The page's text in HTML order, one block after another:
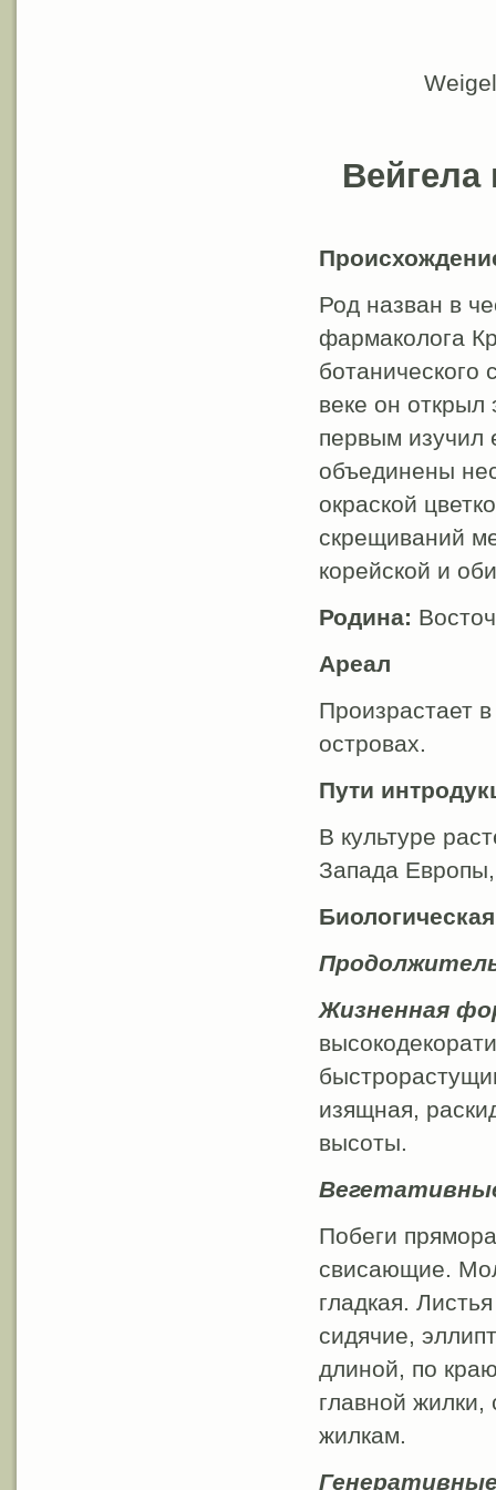
Род назван в
фармаколога
ботанического
веке он открыл
первым изучил
объединены
окраской
скрещиваний
корейской и
Родина:
Ареал
Произрастает
островах.
Пути
В культуре
Запада Европы,
Жизненная
изящная,
высоты.
Побеги
свисающие.
гладкая.
сидячие,
длиной, по
главной
жилкам.